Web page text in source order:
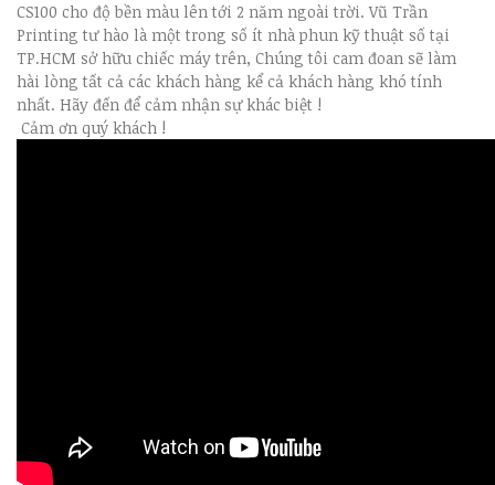
CS100 cho độ bền màu lên tới 2 năm ngoài trời. Vũ Trần
Printing tư hào là một trong số ít nhà phun kỹ thuật số tại
TP.HCM sở hữu chiếc máy trên, Chúng tôi cam đoan sẽ làm
hài lòng tất cả các khách hàng kể cả khách hàng khó tính
nhất. Hãy đến để cảm nhận sự khác biệt !
Cảm ơn quý khách !